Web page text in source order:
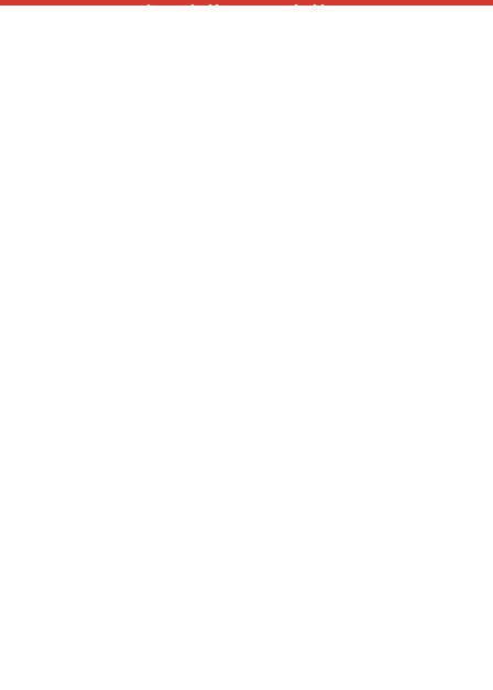
Inscription newsletter